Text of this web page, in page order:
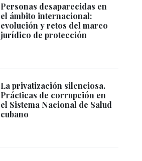
Personas desaparecidas en
el ámbito internacional:
evolución y retos del marco
jurídico de protección
La privatización silenciosa.
Prácticas de corrupción en
el Sistema Nacional de Salud
cubano